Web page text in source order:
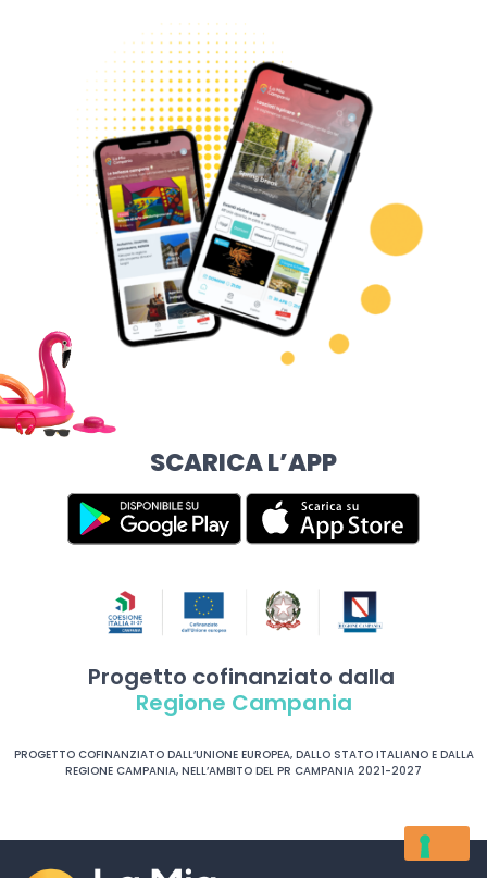
SCARICA L’APP
Progetto cofinanziato dalla
Regione Campania
PROGETTO COFINANZIATO DALL’UNIONE EUROPEA, DALLO STATO ITALIANO E DALLA
REGIONE CAMPANIA, NELL’AMBITO DEL PR CAMPANIA 2021-2027